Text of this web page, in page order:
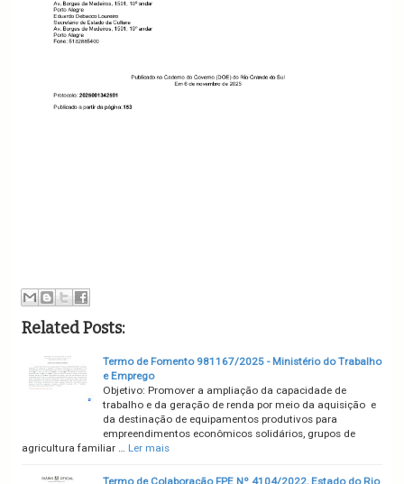
Related Posts:
Termo de Fomento 981167/2025 - Ministério do Trabalho
e Emprego
Objetivo: Promover a ampliação da capacidade de
trabalho e da geração de renda por meio da aquisição e
da destinação de equipamentos produtivos para
empreendimentos econômicos solidários, grupos de
agricultura familiar … Ler mais